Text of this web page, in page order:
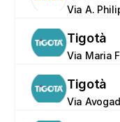
Via A.
Tigotà
Via Maria
Tigotà
Via